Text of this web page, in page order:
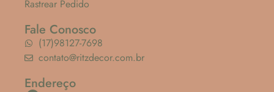
Rastrear Pedido
Fale Conosco
(17)98127-7698
contato@ritzdecor.com.br
Endereço